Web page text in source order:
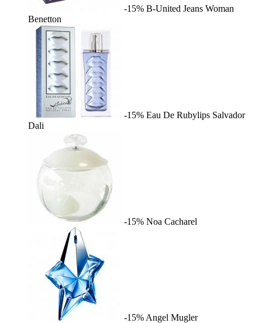
-15% B-United Jeans Woman
Benetton
-15% Eau De Rubylips Salvador
Dali
-15% Noa Cacharel
-15% Angel Mugler